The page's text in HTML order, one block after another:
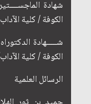
الكوفة / كلية
الكوفة / كلية
الرسائل العلمية